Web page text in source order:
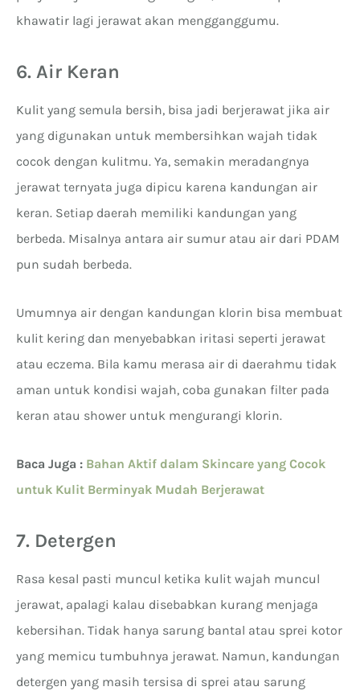
khawatir lagi jerawat akan mengganggumu.
6. Air Keran
Kulit yang semula bersih, bisa jadi berjerawat jika air
yang digunakan untuk membersihkan wajah tidak
cocok dengan kulitmu. Ya, semakin meradangnya
jerawat ternyata juga dipicu karena kandungan air
keran. Setiap daerah memiliki kandungan yang
berbeda. Misalnya antara air sumur atau air dari PDAM
pun sudah berbeda.
Umumnya air dengan kandungan klorin bisa membuat
kulit kering dan menyebabkan iritasi seperti jerawat
atau eczema. Bila kamu merasa air di daerahmu tidak
aman untuk kondisi wajah, coba gunakan filter pada
keran atau shower untuk mengurangi klorin.
Baca Juga : Bahan Aktif dalam Skincare yang Cocok
untuk Kulit Berminyak Mudah Berjerawat
7. Detergen
Rasa kesal pasti muncul ketika kulit wajah muncul
jerawat, apalagi kalau disebabkan kurang menjaga
kebersihan. Tidak hanya sarung bantal atau sprei kotor
yang memicu tumbuhnya jerawat. Namun, kandungan
detergen yang masih tersisa di sprei atau sarung